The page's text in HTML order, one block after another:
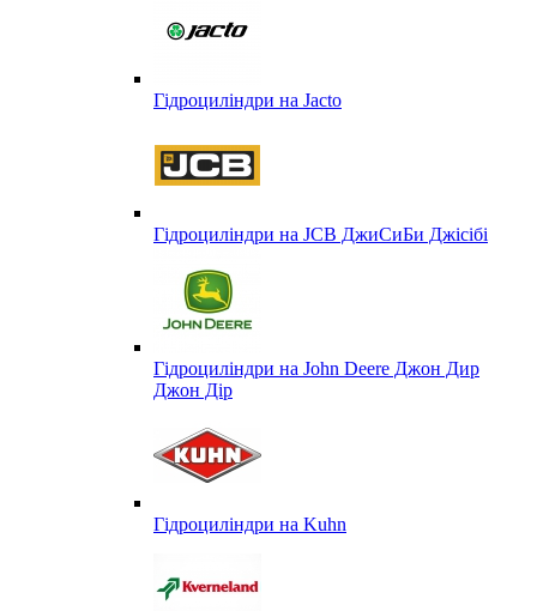
Гідроциліндри на Jacto
Гідроциліндри на JCB ДжиСиБи Джісібі
Гідроциліндри на John Deere Джон Дир
Джон Дір
Гідроциліндри на Kuhn